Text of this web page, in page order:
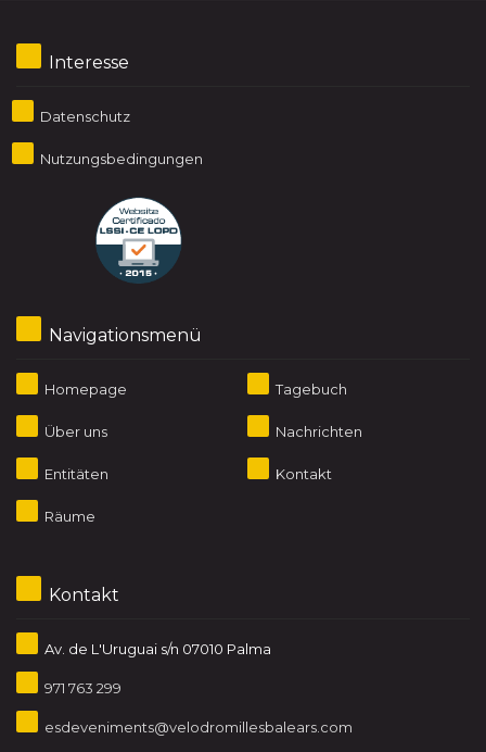
Interesse
Datenschutz
Nutzungsbedingungen
Navigationsmenü
Homepage
Über uns
Entitäten
Räume
Tagebuch
Nachrichten
Kontakt
Kontakt
Av. de L'Uruguai s/n 07010 Palma
971 763 299
esdeveniments@velodromillesbalears.com